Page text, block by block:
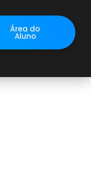
Área do
Aluno